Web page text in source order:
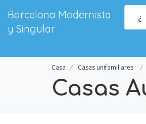
Barcelona Modernista
y Singular
¿
Casa Casas unifamiliares
Casas